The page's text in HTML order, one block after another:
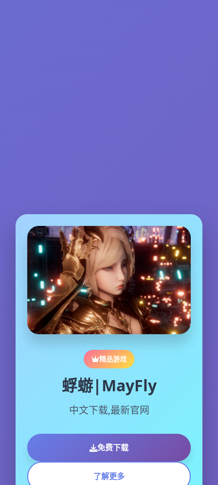
精品游戏
蜉蝣|MayFly
中文下载,最新官网
免费下载
了解更多